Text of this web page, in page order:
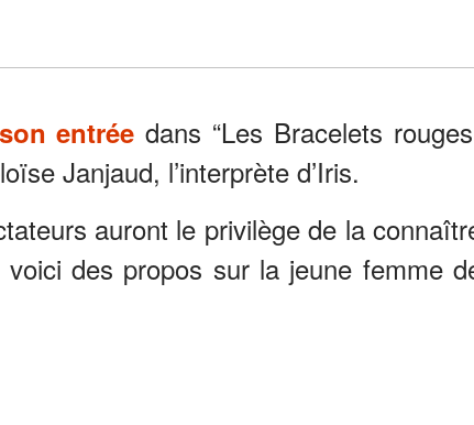
entrée dans “Les Bracelets
Janjaud, l’interprète d’Iris.
auront le privilège de la
des propos sur la jeune femme